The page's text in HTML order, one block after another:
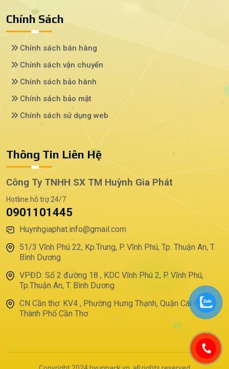
Chính Sách
Chính sách bán hàng
Chính sách vận chuyển
Chính sách bảo hành
Chính sách bảo mật
Chính sách sử dụng web
Thông Tin Liên Hệ
Công Ty TNHH SX TM Huỳnh Gia Phát
Hotline hỗ trợ 24/7
0901101445
Huynhgiaphat.info@gmail.com
51/3 Vĩnh Phú 22, Kp.Trung, P. Vĩnh Phú, Tp. Thuận An, T.
Bình Dương
VPĐD: Số 2 đường 18 , KDC Vĩnh Phú 2, P. Vĩnh Phú,
Tp.Thuận An, T. Bình Dương
CN Cần thơ: KV4 , Phường Hưng Thạnh, Quận Cái Răng,
Thành Phố Cần Thơ